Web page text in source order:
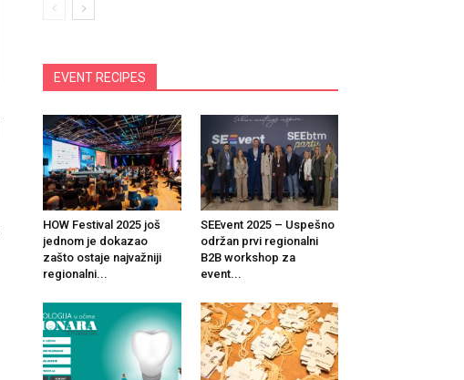
EVENT RECIPES
HOW Festival 2025 još
jednom je dokazao
zašto ostaje najvažniji
regionalni...
SEEvent 2025 – Uspešno
održan prvi regionalni
B2B workshop za
event...